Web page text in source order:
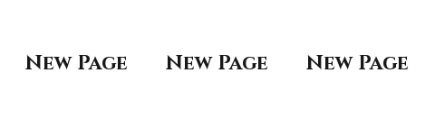
New Page New Page New Page